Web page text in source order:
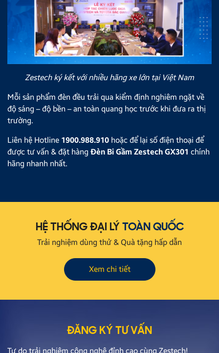
Zestech ký kết với nhiều hãng xe lớn tại Việt Nam
Mỗi sản phẩm đèn đều trải qua kiểm định nghiêm ngặt về
độ sáng – độ bền – an toàn quang học trước khi đưa ra thị
trường.
Liên hệ Hotline 1900.988.910 hoặc để lại số điện thoại để
được tư vấn & đặt hàng Đèn Bi Gầm Zestech GX301 chính
hãng nhanh nhất.
HỆ THỐNG ĐẠI LÝ TOÀN QUỐC
Trải nghiệm dùng thử & Quà tặng hấp dẫn
Xem chi tiết
ĐĂNG KÝ TƯ VẤN
Tự do trải nghiệm công nghệ đỉnh cao cùng Zestech!